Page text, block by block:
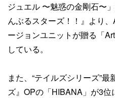
ジュエル 〜魅惑の金剛石〜
んぶるスターズ！！』より
ージョンユニットが贈る「
している。
また、“テイルズシリーズ”
ズ』OPの「HIBANA」が3